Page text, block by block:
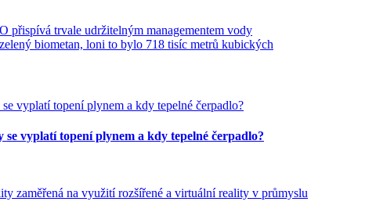
trvale udržitelným managementem vody
biometan, loni to bylo 718 tisíc metrů kubických
vyplatí topení plynem a kdy tepelné čerpadlo?